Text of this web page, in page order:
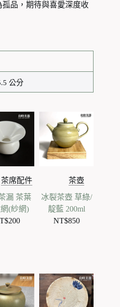
品，期待與喜愛深度收
公分
茶席配件
漏 茶葉
(紗網)
200
茶壺
冰裂茶壺 草綠/
靛藍 200ml
NT$850